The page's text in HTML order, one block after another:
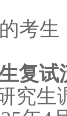
考
复
究生